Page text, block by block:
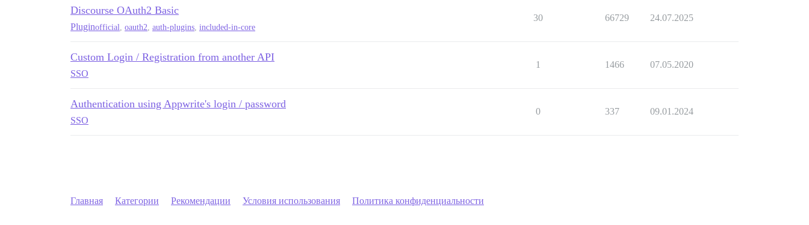
Discourse OAuth2 Basic
Pluginofficial oauth2 auth-plugins included-in-core
30 66729 24.07.2025
Custom Login / Registration from another API
SSO
1 1466 07.05.2020
Authentication using Appwrite's login / password
SSO
0 337 09.01.2024
Главная Категории Рекомендации Условия использования Политика конфиденциальности